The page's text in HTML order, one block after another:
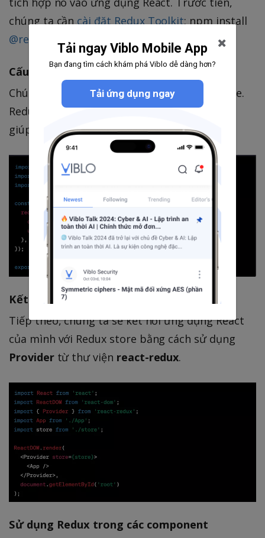
chúng ta cầncài đặt Redux Toolkit: npm install
@reduxjs
/toolkit
Cấu hình store
Chúng ta sẽ bắt đầu bằng cách cấu hình store.
Redux Toolkit cung cấp hàmconfigureStore
giúp việc này trở nên dễ dàng.
Kết nối React với Redux
Tiếp theo, chúng ta sẽ kết nối ứng dụng React
của mình với Redux store bằng cách sử dụng
Providertừ thư viện react-redux.
Sử dụng Redux trong các component
Tải ngay Viblo Mobile App
Bạn đang tìm cách khám phá Viblo dễ dàng hơn?
Tải ứng dụng ngay